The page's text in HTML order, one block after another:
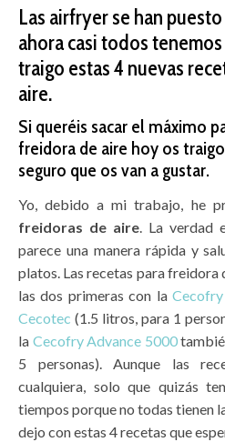
Las airfryer se han
ahora casi todos
traigo estas 4 nuevas
aire.
Si queréis sacar el máximo
freidora de aire hoy os
seguro que os van a gustar.
Yo, debido a mi trabajo, he
freidoras de aire. La verdad
parece una manera rápida y
platos. Las recetas para freidora
las dos primeras con la
Cecotec (1.5 litros, para 1
la Cecofry Advance 5000
5 personas). Aunque las
cualquiera, solo que quizás
tiempos porque no todas tienen
dejo con estas 4 recetas que